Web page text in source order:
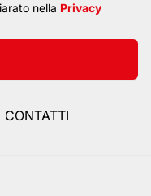
nella Privacy
CONTATTI